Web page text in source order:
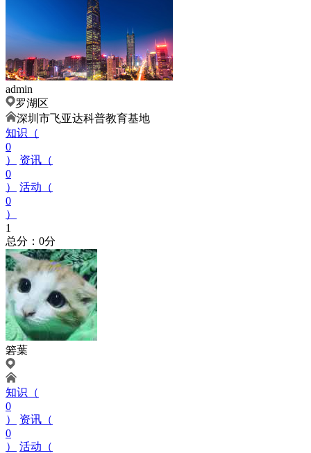
admin
罗湖区
深圳市飞亚达科普教育基地
知识（
0
）
资讯（
0
）
活动（
0
）
1
总分：0分
箬葉
知识（
0
）
资讯（
0
）
活动（